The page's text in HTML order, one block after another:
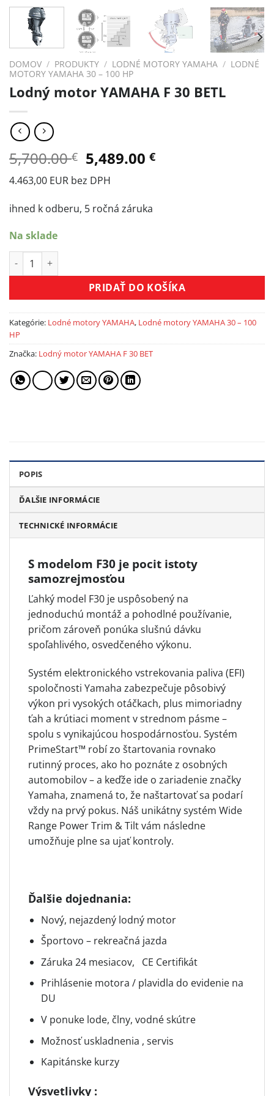
DOMOV / PRODUKTY / LODNÉ MOTORY YAMAHA / LODNÉ
MOTORY YAMAHA 30 – 100 HP
Lodný motor YAMAHA F 30 BETL
5,700.00€ Original
price
was:
5,700.00 €.
5,489.00€Current
4.463,00 EUR bez DPH
ihned k odberu, 5 ročná záruka
Na sklade
množstvo Lodný motor YAMAHA F 30 BETL
PRIDAŤ DO KOŠÍKA
Kategórie: Lodné motory YAMAHA, Lodné motory YAMAHA 30 – 100
HP
Značka: Lodný motor YAMAHA F 30 BET
POPIS
ĎALŠIE INFORMÁCIE
TECHNICKÉ INFORMÁCIE
S modelom F30 je pocit istoty
samozrejmosťou
Ľahký model F30 je uspôsobený na
jednoduchú montáž a pohodlné používanie,
pričom zároveň ponúka slušnú dávku
spoľahlivého, osvedčeného výkonu.
Systém elektronického vstrekovania paliva (EFI)
spoločnosti Yamaha zabezpečuje pôsobivý
výkon pri vysokých otáčkach, plus mimoriadny
ťah a krútiaci moment v strednom pásme –
spolu s vynikajúcou hospodárnosťou. Systém
PrimeStart™ robí zo štartovania rovnako
rutinný proces, ako ho poznáte z osobných
automobilov – a keďže ide o zariadenie značky
Yamaha, znamená to, že naštartovať sa podarí
vždy na prvý pokus. Náš unikátny systém Wide
Range Power Trim & Tilt vám následne
umožňuje plne sa ujať kontroly.
Ďalšie dojednania:
Nový, nejazdený lodný motor
Športovo – rekreačná jazda
Záruka 24 mesiacov, CE Certifikát
Prihlásenie motora / plavidla do evidenie na
DU
V ponuke lode, člny, vodné skútre
Možnosť uskladnenia , servis
Kapitánske kurzy
Výsvetlivky :